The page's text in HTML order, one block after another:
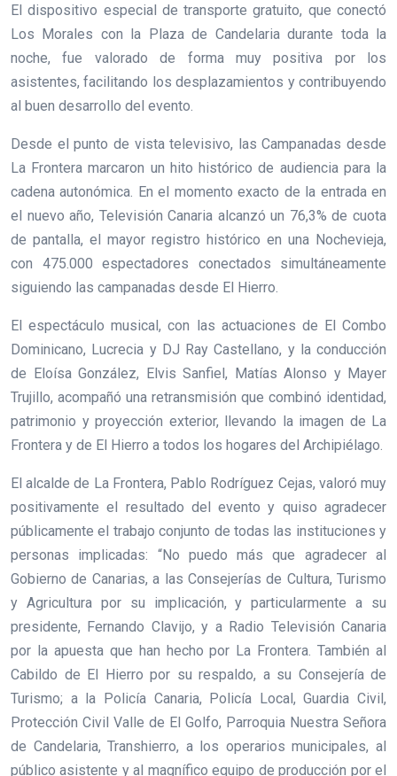
El dispositivo especial de transporte gratuito, que conectó
Los Morales con la Plaza de Candelaria durante toda la
noche, fue valorado de forma muy positiva por los
asistentes, facilitando los desplazamientos y contribuyendo
al buen desarrollo del evento.
Desde el punto de vista televisivo, las Campanadas desde
La Frontera marcaron un hito histórico de audiencia para la
cadena autonómica. En el momento exacto de la entrada en
el nuevo año, Televisión Canaria alcanzó un 76,3% de cuota
de pantalla, el mayor registro histórico en una Nochevieja,
con 475.000 espectadores conectados simultáneamente
siguiendo las campanadas desde El Hierro.
El espectáculo musical, con las actuaciones de El Combo
Dominicano, Lucrecia y DJ Ray Castellano, y la conducción
de Eloísa González, Elvis Sanfiel, Matías Alonso y Mayer
Trujillo, acompañó una retransmisión que combinó identidad,
patrimonio y proyección exterior, llevando la imagen de La
Frontera y de El Hierro a todos los hogares del Archipiélago.
El alcalde de La Frontera, Pablo Rodríguez Cejas, valoró muy
positivamente el resultado del evento y quiso agradecer
públicamente el trabajo conjunto de todas las instituciones y
personas implicadas: “No puedo más que agradecer al
Gobierno de Canarias, a las Consejerías de Cultura, Turismo
y Agricultura por su implicación, y particularmente a su
presidente, Fernando Clavijo, y a Radio Televisión Canaria
por la apuesta que han hecho por La Frontera. También al
Cabildo de El Hierro por su respaldo, a su Consejería de
Turismo; a la Policía Canaria, Policía Local, Guardia Civil,
Protección Civil Valle de El Golfo, Parroquia Nuestra Señora
de Candelaria, Transhierro, a los operarios municipales, al
público asistente y al magnífico equipo de producción por el